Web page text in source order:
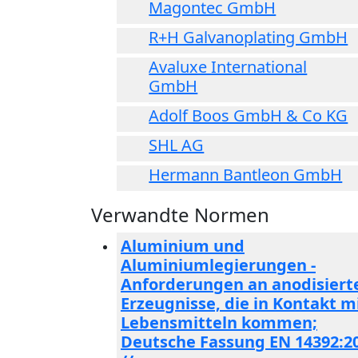
Magontec GmbH
R+H Galvanoplating GmbH
Avaluxe International
GmbH
Adolf Boos GmbH & Co KG
SHL AG
Hermann Bantleon GmbH
Verwandte Normen
Aluminium und
Aluminiumlegierungen -
Anforderungen an
Erzeugnisse, die in Kontakt
Lebensmitteln kommen;
Deutsche Fassung EN